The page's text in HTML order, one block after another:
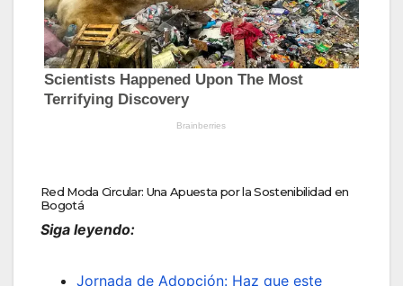
Red Moda Circular: Una Apuesta por la Sostenibilidad en
Bogotá
Siga leyendo:
Jornada de Adopción: Haz que este